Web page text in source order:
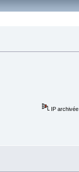
IP archivée